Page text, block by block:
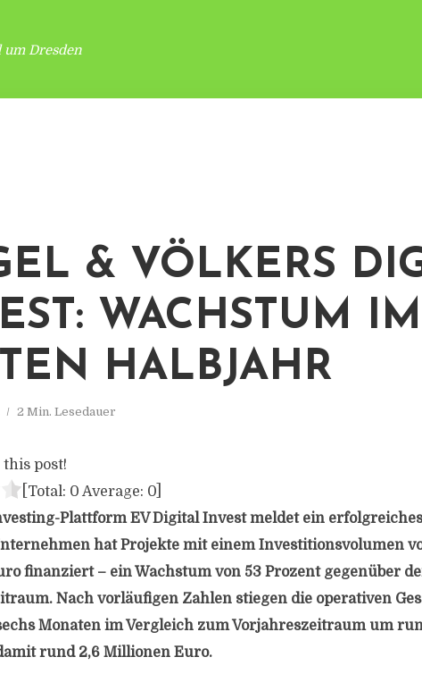
Dresden
& VÖLKERS
WACHSTUM IM
HALBJAHR
2 Min. Lesedauer
post!
[Total: 0 Average: 0
Plattform EV Digital Invest meldet ein
hat Projekte mit einem Investitionsvolumen
finanziert – ein Wachstum von 53 Prozent gegenüber
Nach vorläufigen Zahlen stiegen die operativen
Monaten im Vergleich zum Vorjahreszeitraum um
rund 2,6 Millionen Euro.